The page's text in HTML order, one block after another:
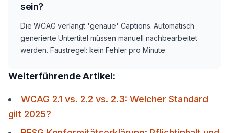
sein?
Die WCAG verlangt 'genaue' Captions. Automatisch
generierte Untertitel müssen manuell nachbearbeitet
werden. Faustregel: kein Fehler pro Minute.
Weiterführende Artikel:
WCAG 2.1 vs. 2.2 vs. 2.3: Welcher Standard
gilt 2025?